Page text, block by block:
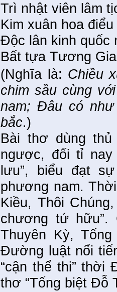
Trì nhật viên lâm
Kim xuân hoa
Độc lân kinh quốc
Bất tựa Tương
(Nghĩa là: Chiều
chim sầu cùng
nam; Đâu có
bắc.)
Bài thơ dùng
ngược, đối tỉ nay
lưu”, biểu đạt
phương nam.
Kiều, Thôi
chương tứ hữu”.
Thuyên Kỳ,
Đường luật nổi
“cận thể thi” thời
thơ “Tống biệt Đỗ